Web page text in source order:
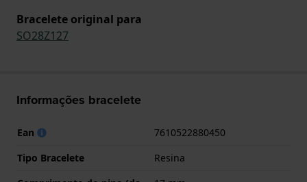
Bracelete original para
SO28Z127
Informações bracelete
Ean
7610522880450
Tipo Bracelete
Resina